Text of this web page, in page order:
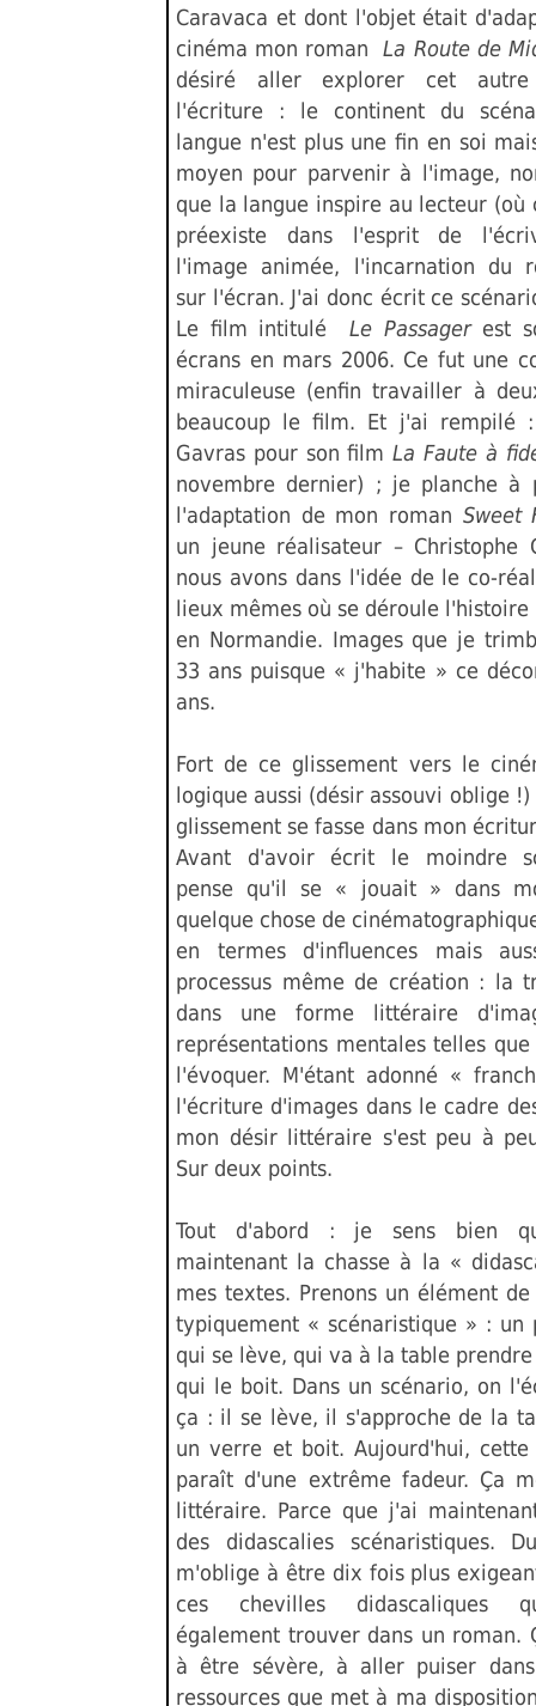
Caravaca et dont l'objet était
cinéma mon romanLa Route de
désiré aller explorer cet
l'écriture : le continent du
langue n'est plus une fin en soi
moyen pour parvenir à l'image,
que la langue inspire au lecteur (où
préexiste dans l'esprit de
l'image animée, l'incarnation du
sur l'écran. J'ai donc écrit ce
Le film intituléLe Passager est
écrans en mars 2006. Ce fut une
miraculeuse (enfin travailler à
beaucoup le film. Et j'ai rempilé
Gavras pour son filmLa Faute à
novembre dernier) ; je planche à
l'adaptation de mon roman Sweet
un jeune réalisateur – Christophe
nous avons dans l'idée de le co-
lieux mêmes où se déroule
en Normandie. Images que je
33 ans puisque « j'habite » ce
ans.
Fort de ce glissement vers le
logique aussi (désir assouvi oblige
glissement se fasse dans mon
Avant d'avoir écrit le moindre
pense qu'il se « jouait » dans
quelque chose de
en termes d'influences mais
processus même de création : la
dans une forme littéraire
représentations mentales telles
l'évoquer. M'étant adonné «
l'écriture d'images dans le cadre
mon désir littéraire s'est peu à
Sur deux points.
Tout d'abord : je sens bien
maintenant la chasse à la «
mes textes. Prenons un élément
typiquement « scénaristique » : un
qui se lève, qui va à la table
qui le boit. Dans un scénario, on
ça : il se lève, il s'approche de la
un verre et boit. Aujourd'hui, cette
paraît d'une extrême fadeur. Ça
littéraire. Parce que j'ai
des didascalies scénaristiques.
m'oblige à être dix fois plus
ces chevilles didascaliques
également trouver dans un roman.
à être sévère, à aller puiser
ressources que met à ma